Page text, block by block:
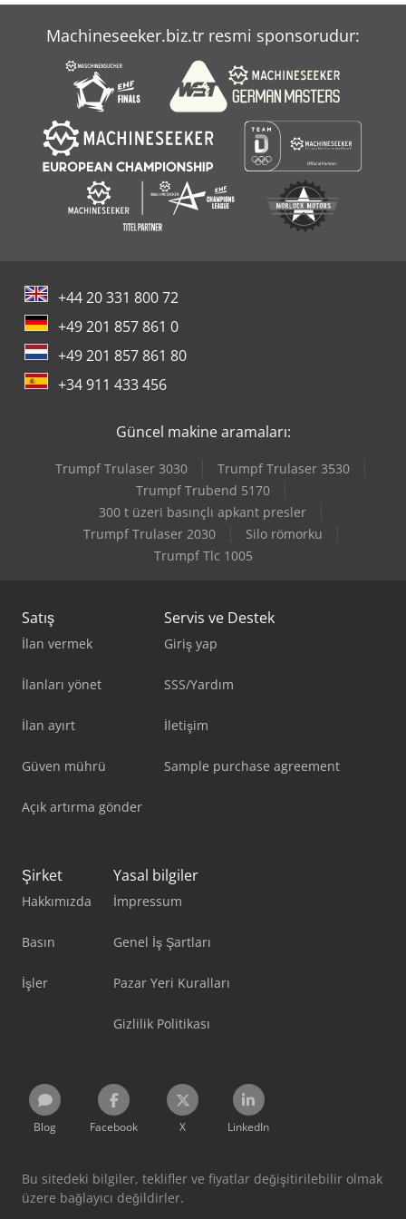
Claas Arion 540 Cebis
Claas Arion 640
Claas Axion 850
Machineseeker.biz.tr resmi sponsorudur:
+44 20 331 800 72
+49 201 857 861 0
+49 201 857 861 80
+34 911 433 456
Güncel makine aramaları:
Trumpf Trulaser 3030
Trumpf Trulaser 3530
Trumpf Trubend 5170
300 t üzeri basınçlı apkant presler
Trumpf Trulaser 2030
Silo römorku
Trumpf Tlc 1005
Satış
İlan vermek
İlanları yönet
İlan ayırt
Güven mührü
Açık artırma gönder
Servis ve Destek
Giriş yap
SSS/Yardım
İletişim
Sample purchase agreement
Şirket
Hakkımızda
Basın
İşler
Yasal bilgiler
İmpressum
Genel İş Şartları
Pazar Yeri Kuralları
Gizlilik Politikası
Blog Facebook X LinkedIn
Bu sitedeki bilgiler, teklifler ve fiyatlar değişitirilebilir olmak
üzere bağlayıcı değildirler.